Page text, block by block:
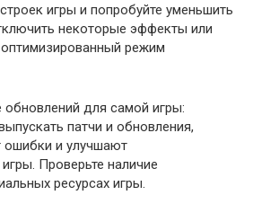
игры и попробуйте уменьшить
некоторые эффекты или
режим
обновлений для самой игры:
патчи и обновления,
ошибки и улучшают
Проверьте наличие
ресурсах игры.